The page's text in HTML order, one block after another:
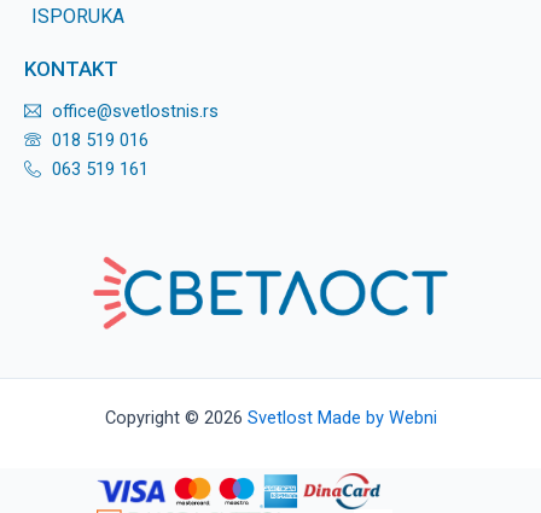
ISPORUKA
KONTAKT
office@svetlostnis.rs
018 519 016
063 519 161
Copyright © 2026 Svetlost Made by Webni